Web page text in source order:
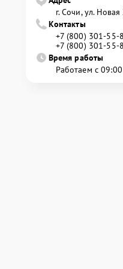
г. Сочи, ул.
Контакты
+7 (800) 301-55-
+7 (800) 301-55-
Время работы
Работаем с